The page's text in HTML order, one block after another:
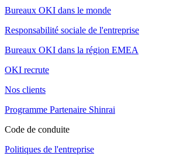
Bureaux OKI dans le monde
Responsabilité sociale de l'entreprise
Bureaux OKI dans la région EMEA
OKI recrute
Nos clients
Programme Partenaire Shinrai
Code de conduite
Politiques de l'entreprise